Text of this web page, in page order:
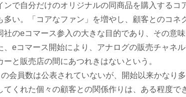
ンで自分だけのオリジナルの同商品を購入するコ
多い。「コアなファン」を増やし、顧客とのコネ
社のeコマース参入の大きな目的であり、その意
、eコマース開始により、アナログの販売チャネ
ーと販売店の間にあつれきはないという。
会員数は公表されていないが、開始以来かなり
てくれた個々の顧客との関係作りは、ある程度で